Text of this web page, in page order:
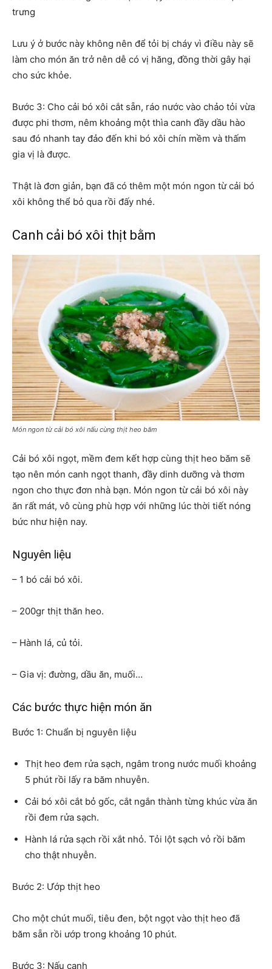
trưng
Lưu ý ở bước này không nên để tỏi bị cháy vì điều này sẽ
làm cho món ăn trở nên dễ có vị hăng, đồng thời gây hại
cho sức khỏe.
Bước 3: Cho cải bó xôi cắt sẵn, ráo nước vào chảo tỏi vừa
được phi thơm, nêm khoảng một thìa canh đầy dầu hào
sau đó nhanh tay đảo đến khi bó xôi chín mềm và thấm
gia vị là được.
Thật là đơn giản, bạn đã có thêm một món ngon từ cải bó
xôi không thể bỏ qua rồi đấy nhé.
Canh cải bó xôi thịt bằm
Món ngon từ cải bó xôi nấu cùng thịt heo băm
Cải bó xôi ngọt, mềm đem kết hợp cùng thịt heo băm sẽ
tạo nên món canh ngọt thanh, đầy dinh dưỡng và thơm
ngon cho thực đơn nhà bạn. Món ngon từ cải bó xôi này
ăn rất mát, vô cùng phù hợp với những lúc thời tiết nóng
bức như hiện nay.
Nguyên liệu
– 1 bó cải bó xôi.
– 200gr thịt thăn heo.
– Hành lá, củ tỏi.
– Gia vị: đường, dầu ăn, muối…
Các bước thực hiện món ăn
Bước 1: Chuẩn bị nguyên liệu
Thịt heo đem rửa sạch, ngâm trong nước muối khoảng
5 phút rồi lấy ra băm nhuyễn.
Cải bó xôi cắt bỏ gốc, cắt ngắn thành từng khúc vừa ăn
rồi đem rửa sạch.
Hành lá rửa sạch rồi xắt nhỏ. Tỏi lột sạch vỏ rồi băm
cho thật nhuyễn.
Bước 2: Ướp thịt heo
Cho một chút muối, tiêu đen, bột ngọt vào thịt heo đã
băm sẵn rồi ướp trong khoảng 10 phút.
Bước 3: Nấu canh